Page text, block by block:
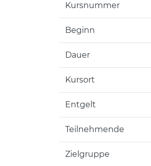
Kursnummer
Beginn
Dauer
Kursort
Entgelt
Teilnehmende
Zielgruppe